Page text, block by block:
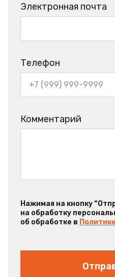
Электронная почта
Телефон
Комментарий
Нажимая на кнопку
на обработку
об обработке в Политике